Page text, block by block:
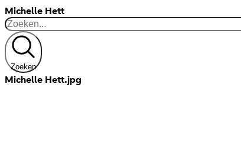
Michelle Hett
Zoeken
Michelle Hett.jpg